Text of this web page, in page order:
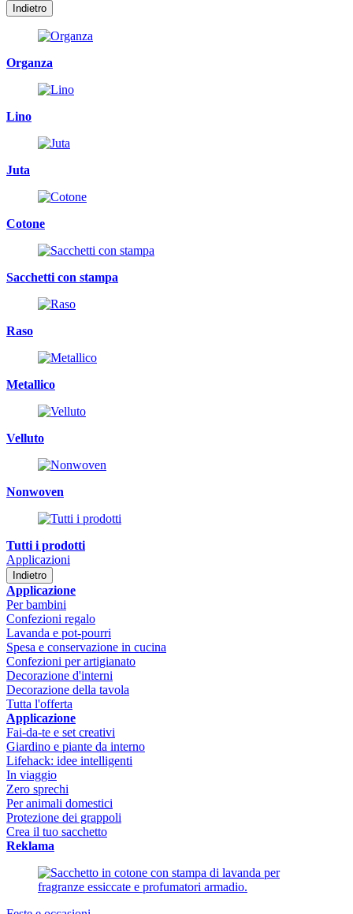
Indietro
Organza
Lino
Juta
Cotone
Sacchetti con stampa
Raso
Metallico
Velluto
Nonwoven
Tutti i prodotti
Applicazioni
Indietro
Applicazione
Per bambini
Confezioni regalo
Lavanda e pot-pourri
Spesa e conservazione in cucina
Confezioni per artigianato
Decorazione d'interni
Decorazione della tavola
Tutta l'offerta
Applicazione
Fai-da-te e set creativi
Giardino e piante da interno
Lifehack: idee intelligenti
In viaggio
Zero sprechi
Per animali domestici
Protezione dei grappoli
Crea il tuo sacchetto
Reklama